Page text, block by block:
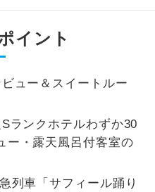
イント
ュー＆スイートルー
ランクホテルわずか30
ー・露天風呂付客室の
列車「サフィール踊り
気にせず、ガイドさんの説明
聞くことができます。
発可能な個人型プランで
発可能な個人型プランで